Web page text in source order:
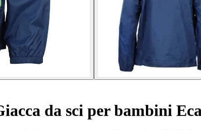
da sci per bambini